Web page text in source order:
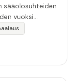
sääolosuhteiden
vuoksi
on oikein
tehtiin
maalareille: